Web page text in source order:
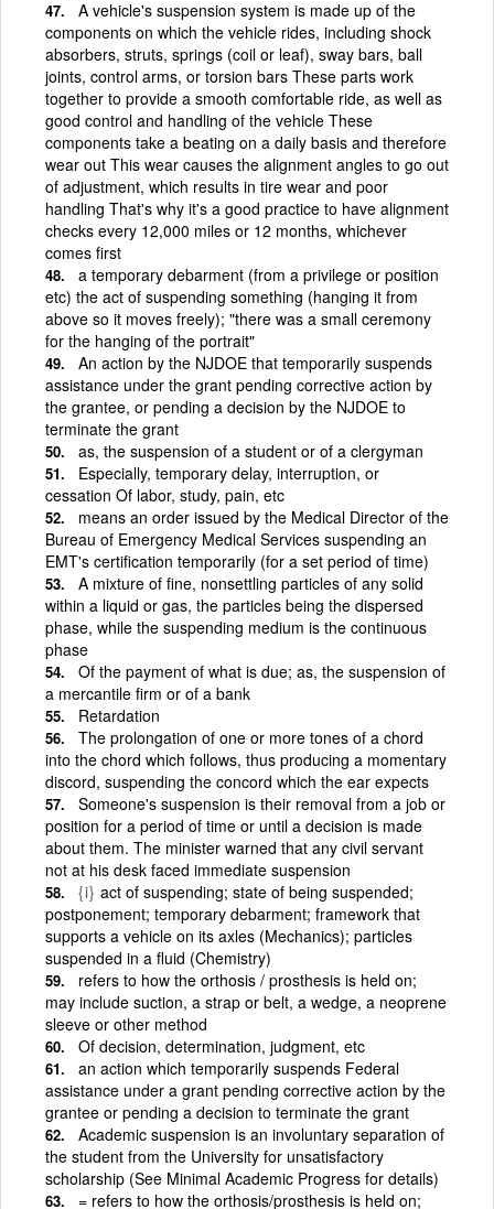
A vehicle's suspension system is made up of the
components on which the vehicle rides, including shock
absorbers, struts, springs (coil or leaf), sway bars, ball
joints, control arms, or torsion bars These parts work
together to provide a smooth comfortable ride, as well as
good control and handling of the vehicle These
components take a beating on a daily basis and therefore
wear out This wear causes the alignment angles to go out
of adjustment, which results in tire wear and poor
handling That's why it's a good practice to have alignment
checks every 12,000 miles or 12 months, whichever
comes first
a temporary debarment (from a privilege or position
etc) the act of suspending something (hanging it from
above so it moves freely); "there was a small ceremony
for the hanging of the portrait"
An action by the NJDOE that temporarily suspends
assistance under the grant pending corrective action by
the grantee, or pending a decision by the NJDOE to
terminate the grant
as, the suspension of a student or of a clergyman
Especially, temporary delay, interruption, or
cessation Of labor, study, pain, etc
means an order issued by the Medical Director of the
Bureau of Emergency Medical Services suspending an
EMT's certification temporarily (for a set period of time)
A mixture of fine, nonsettling particles of any solid
within a liquid or gas, the particles being the dispersed
phase, while the suspending medium is the continuous
phase
Of the payment of what is due; as, the suspension of
a mercantile firm or of a bank
Retardation
The prolongation of one or more tones of a chord
into the chord which follows, thus producing a momentary
discord, suspending the concord which the ear expects
Someone's suspension is their removal from a job or
position for a period of time or until a decision is made
about them. The minister warned that any civil servant
not at his desk faced immediate suspension
{i} act of suspending; state of being suspended;
postponement; temporary debarment; framework that
supports a vehicle on its axles (Mechanics); particles
suspended in a fluid (Chemistry)
refers to how the orthosis / prosthesis is held on;
may include suction, a strap or belt, a wedge, a neoprene
sleeve or other method
Of decision, determination, judgment, etc
an action which temporarily suspends Federal
assistance under a grant pending corrective action by the
grantee or pending a decision to terminate the grant
Academic suspension is an involuntary separation of
the student from the University for unsatisfactory
scholarship (See Minimal Academic Progress for details)
= refers to how the orthosis/prosthesis is held on;